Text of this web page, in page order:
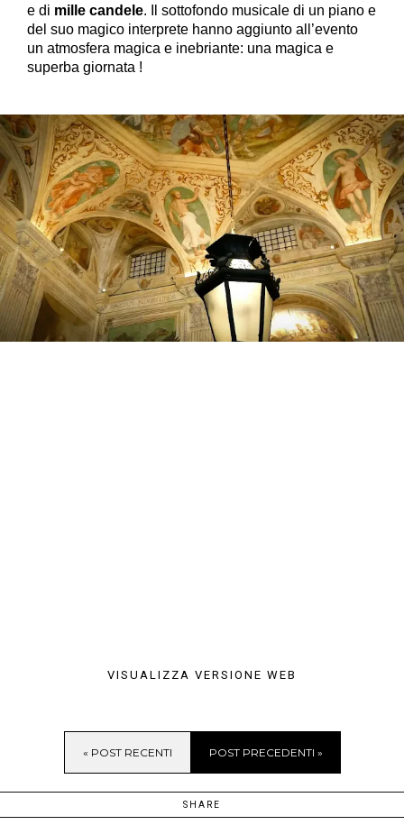
e di mille candele. Il sottofondo musicale di un piano e
del suo magico interprete hanno aggiunto all’evento
un atmosfera magica e inebriante: una magica e
superba giornata !
VISUALIZZA VERSIONE WEB
« POST RECENTI POST PRECEDENTI »
SHARE